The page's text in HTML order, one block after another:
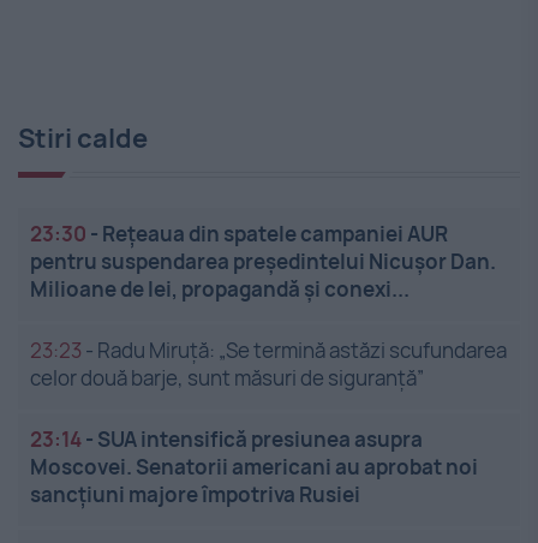
Stiri calde
23:30 - Rețeaua din spatele campaniei AUR
pentru suspendarea președintelui Nicușor Dan.
Milioane de lei, propagandă și conexi...
23:23 - Radu Miruță: „Se termină astăzi scufundarea
celor două barje, sunt măsuri de siguranţă”
23:14- SUA intensifică presiunea asupra
Moscovei. Senatorii americani au aprobat noi
sancțiuni majore împotriva Rusiei